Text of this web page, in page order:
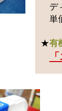
デ
単
★有